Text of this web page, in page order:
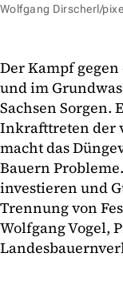
Wolfgang Dirscherl/
Der Kampf
und im
Sachsen Sorgen.
Inkrafttreten der
macht das
Bauern
investieren und
Trennung von
Wolfgang Vogel,